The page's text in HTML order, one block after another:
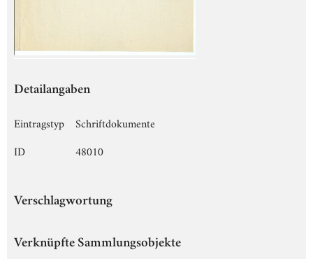
Detailangaben
Eintragstyp
Schriftdokumente
ID
48010
Verschlagwortung
Verknüpfte Sammlungsobjekte